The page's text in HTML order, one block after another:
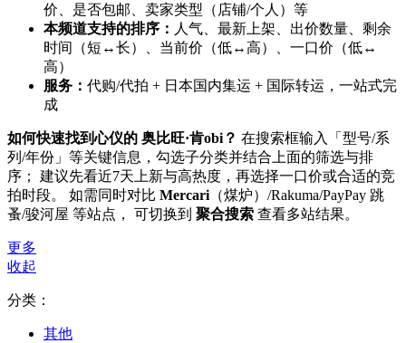
价、是否包邮、卖家类型（店铺/个人）等
本频道支持的排序： 人气、最新上架、出价数量、剩余
时间（短↔长）、当前价（低↔高）、一口价（低↔
高）
服务： 代购/代拍 + 日本国内集运 + 国际转运，一站式完
成
如何快速找到心仪的 奥比旺·肯obi？ 在搜索框输入「型号/系
列/年份」等关键信息，勾选子分类并结合上面的筛选与排
序； 建议先看近7天上新与高热度，再选择一口价或合适的竞
拍时段。 如需同时对比 Mercari （煤炉）/Rakuma/PayPay 跳
蚤/骏河屋 等站点， 可切换到 聚合搜索 查看多站结果。
更多
收起
分类：
其他